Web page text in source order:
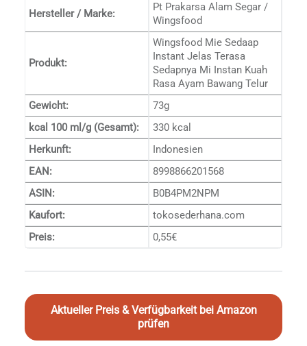
Hersteller / Marke:
Pt Prakarsa Alam Segar /
Wingsfood
Produkt:
Wingsfood Mie Sedaap
Instant Jelas Terasa
Sedapnya Mi Instan Kuah
Rasa Ayam Bawang Telur
Gewicht:
73g
kcal 100 ml/g (Gesamt):
330 kcal
Herkunft:
Indonesien
EAN:
8998866201568
ASIN:
B0B4PM2NPM
Kaufort:
tokosederhana.com
Preis:
0,55€
Aktueller Preis & Verfügbarkeit bei Amazon
prüfen